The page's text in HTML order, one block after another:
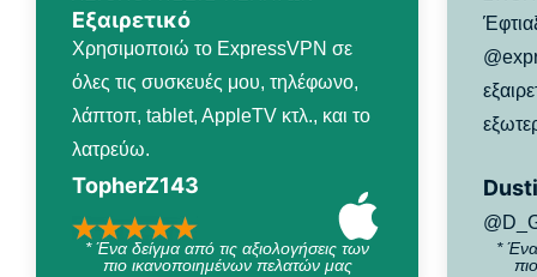
Εξαιρετικό
Χρησιμοποιώ το ExpressVPN σε
όλες τις συσκευές μου, τηλέφωνο,
λάπτοπ, tablet, AppleTV κτλ., και το
λατρεύω.
TopherZ143
* Ένα δείγμα από τις αξιολογήσεις των
πιο ικανοποιημένων πελατών μας
* Ένα